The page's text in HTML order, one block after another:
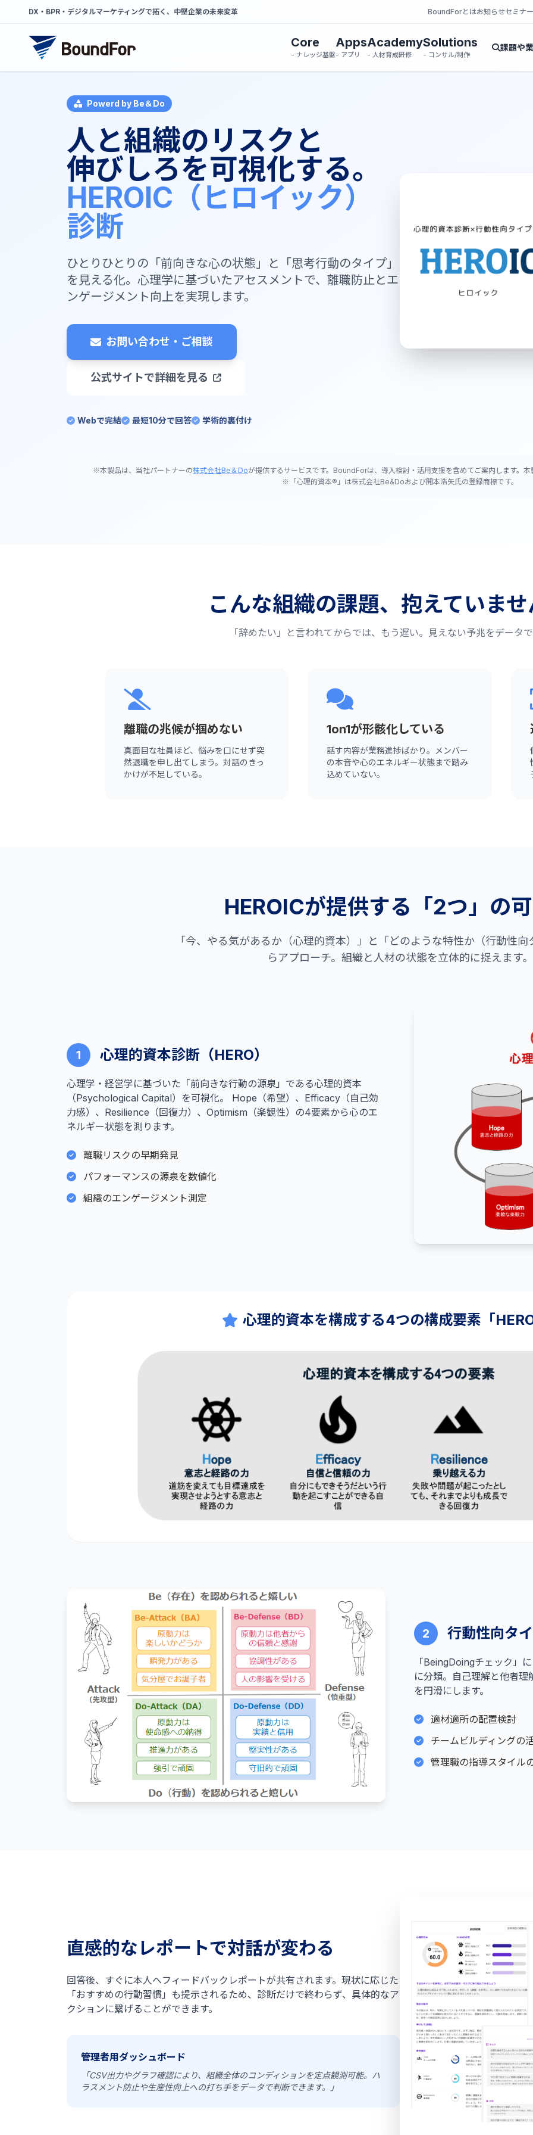
DX・BPR・デジタルマーケティングで拓く、中堅企業の未来変革 BoundForとはお知らせセミナー
Core
- ナレッジ基盤
Apps
- アプリ
Academy
- 人材育成研修
Solutions
- コンサル/制作
課題や
Powerd by Be＆Do
人と組織のリスクと
伸びしろを可視化する。
HEROIC（ヒロイック）
診断
ひとりひとりの「前向きな心の状態」と「思考行動のタイプ」
を見える化。心理学に基づいたアセスメントで、離職防止とエ
ンゲージメント向上を実現します。
お問い合わせ・ご相談
公式サイトで詳細を見る
Webで完結 最短10分で回答 学術的裏付け
※本製品は、当社パートナーの株式会社Be＆Doが提供するサービスです。BoundForは、導入検討・活用支援を含めてご案内します。
※「心理的資本®」は株式会社Be&Doおよび開本浩矢氏の登録商標です。
こんな組織の課題、抱えていま
「辞めたい」と言われてからでは、もう遅い。見えない予兆をデータ
離職の兆候が掴めない
真面目な社員ほど、悩みを口にせず突
然退職を申し出てしまう。対話のきっ
かけが不足している。
1on1が形骸化している
話す内容が業務進捗ばかり。メンバー
の本音や心のエネルギー状態まで踏み
込めていない。
HEROICが提供する「2つ」の
「今、やる気があるか（心理的資本）」と「どのような特性か（行動性
らアプローチ。組織と人材の状態を立体的に捉えます。
1 心理的資本診断（HERO）
心理学・経営学に基づいた「前向きな行動の源泉」である心理的資本
（Psychological Capital）を可視化。 Hope（希望）、Efficacy（自己効
力感）、Resilience（回復力）、Optimism（楽観性）の4要素から心のエ
ネルギー状態を測ります。
離職リスクの早期発見
パフォーマンスの源泉を数値化
組織のエンゲージメント測定
心理的資本を構成する4つの構成要素「
2 行動性向タ
「BeingDoingチェック」
に分類。自己理解と他者
を円滑にします。
適材適所の配置検討
チームビルディングの
管理職の指導スタイル
直感的なレポートで対話が変わる
回答後、すぐに本人へフィードバックレポートが共有されます。現状に応じた
「おすすめの行動習慣」も提示されるため、診断だけで終わらず、具体的なア
クションに繋げることができます。
管理者用ダッシュボード
「CSV出力やグラフ確認により、組織全体のコンディションを定点観測可能。ハ
ラスメント防止や生産性向上への打ち手をデータで判断できます。」